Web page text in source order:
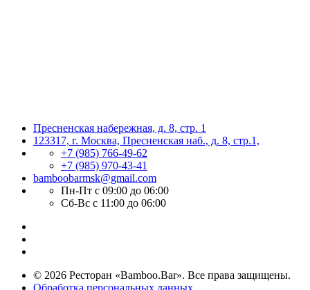
Пресненская набережная, д. 8, стр. 1
123317, г. Москва, Пресненская наб., д. 8, стр.1,
+7 (985) 766-49-62
+7 (985) 970-43-41
bamboobarmsk@gmail.com
Пн-Пт с 09:00 до 06:00
Сб-Вс с 11:00 до 06:00
© 2026 Ресторан «Bamboo.Bar». Все права защищены.